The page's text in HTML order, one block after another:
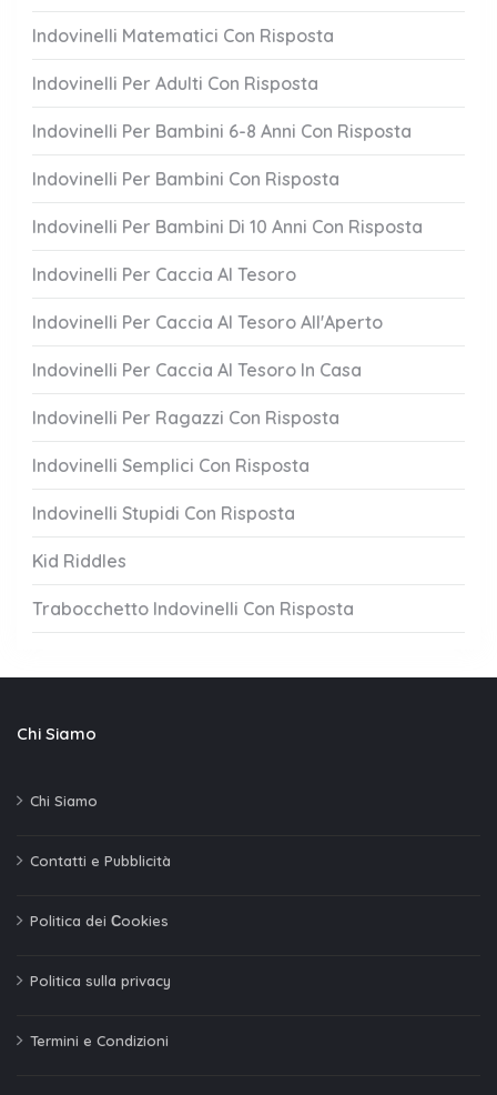
Indovinelli Matematici Con Risposta
Indovinelli Per Adulti Con Risposta
Indovinelli Per Bambini 6-8 Anni Con Risposta
Indovinelli Per Bambini Con Risposta
Indovinelli Per Bambini Di 10 Anni Con Risposta
Indovinelli Per Caccia Al Tesoro
Indovinelli Per Caccia Al Tesoro All'Aperto
Indovinelli Per Caccia Al Tesoro In Casa
Indovinelli Per Ragazzi Con Risposta
Indovinelli Semplici Con Risposta
Indovinelli Stupidi Con Risposta
Kid Riddles
Trabocchetto Indovinelli Con Risposta
Chi Siamo
Chi Siamo
Contatti e Pubblicità
Politica dei Сookies
Politica sulla privacy
Termini e Condizioni